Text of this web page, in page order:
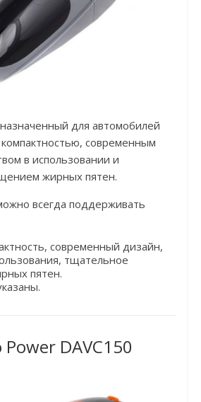
для автомобилей
компактностью, современным
в использовании и
жирных пятен.
всегда поддерживать
современный дизайн,
тщательное
пятен.
DAVC150